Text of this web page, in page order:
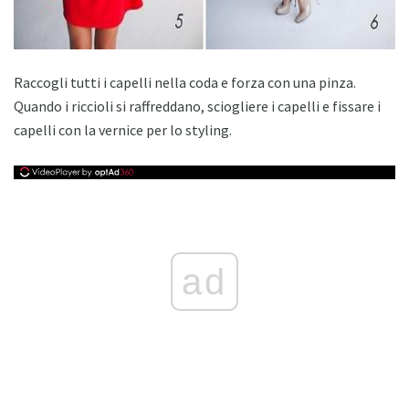
Raccogli tutti i capelli nella coda e forza con una pinza.
Quando i riccioli si raffreddano, sciogliere i capelli e fissare i
capelli con la vernice per lo styling.
ad